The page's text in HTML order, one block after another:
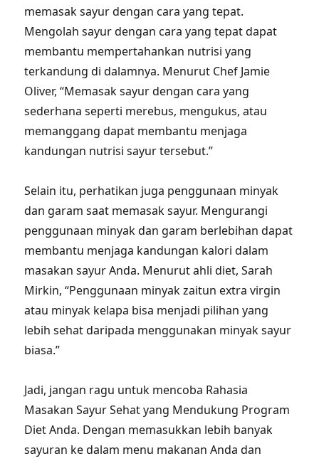
memasak sayur dengan cara yang tepat.
Mengolah sayur dengan cara yang tepat dapat
membantu mempertahankan nutrisi yang
terkandung di dalamnya. Menurut Chef Jamie
Oliver, “Memasak sayur dengan cara yang
sederhana seperti merebus, mengukus, atau
memanggang dapat membantu menjaga
kandungan nutrisi sayur tersebut.”
Selain itu, perhatikan juga penggunaan minyak
dan garam saat memasak sayur. Mengurangi
penggunaan minyak dan garam berlebihan dapat
membantu menjaga kandungan kalori dalam
masakan sayur Anda. Menurut ahli diet, Sarah
Mirkin, “Penggunaan minyak zaitun extra virgin
atau minyak kelapa bisa menjadi pilihan yang
lebih sehat daripada menggunakan minyak sayur
biasa.”
Jadi, jangan ragu untuk mencoba Rahasia
Masakan Sayur Sehat yang Mendukung Program
Diet Anda. Dengan memasukkan lebih banyak
sayuran ke dalam menu makanan Anda dan